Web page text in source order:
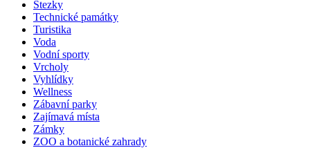
Stezky
Technické památky
Turistika
Voda
Vodní sporty
Vrcholy
Vyhlídky
Wellness
Zábavní parky
Zajímavá místa
Zámky
ZOO a botanické zahrady